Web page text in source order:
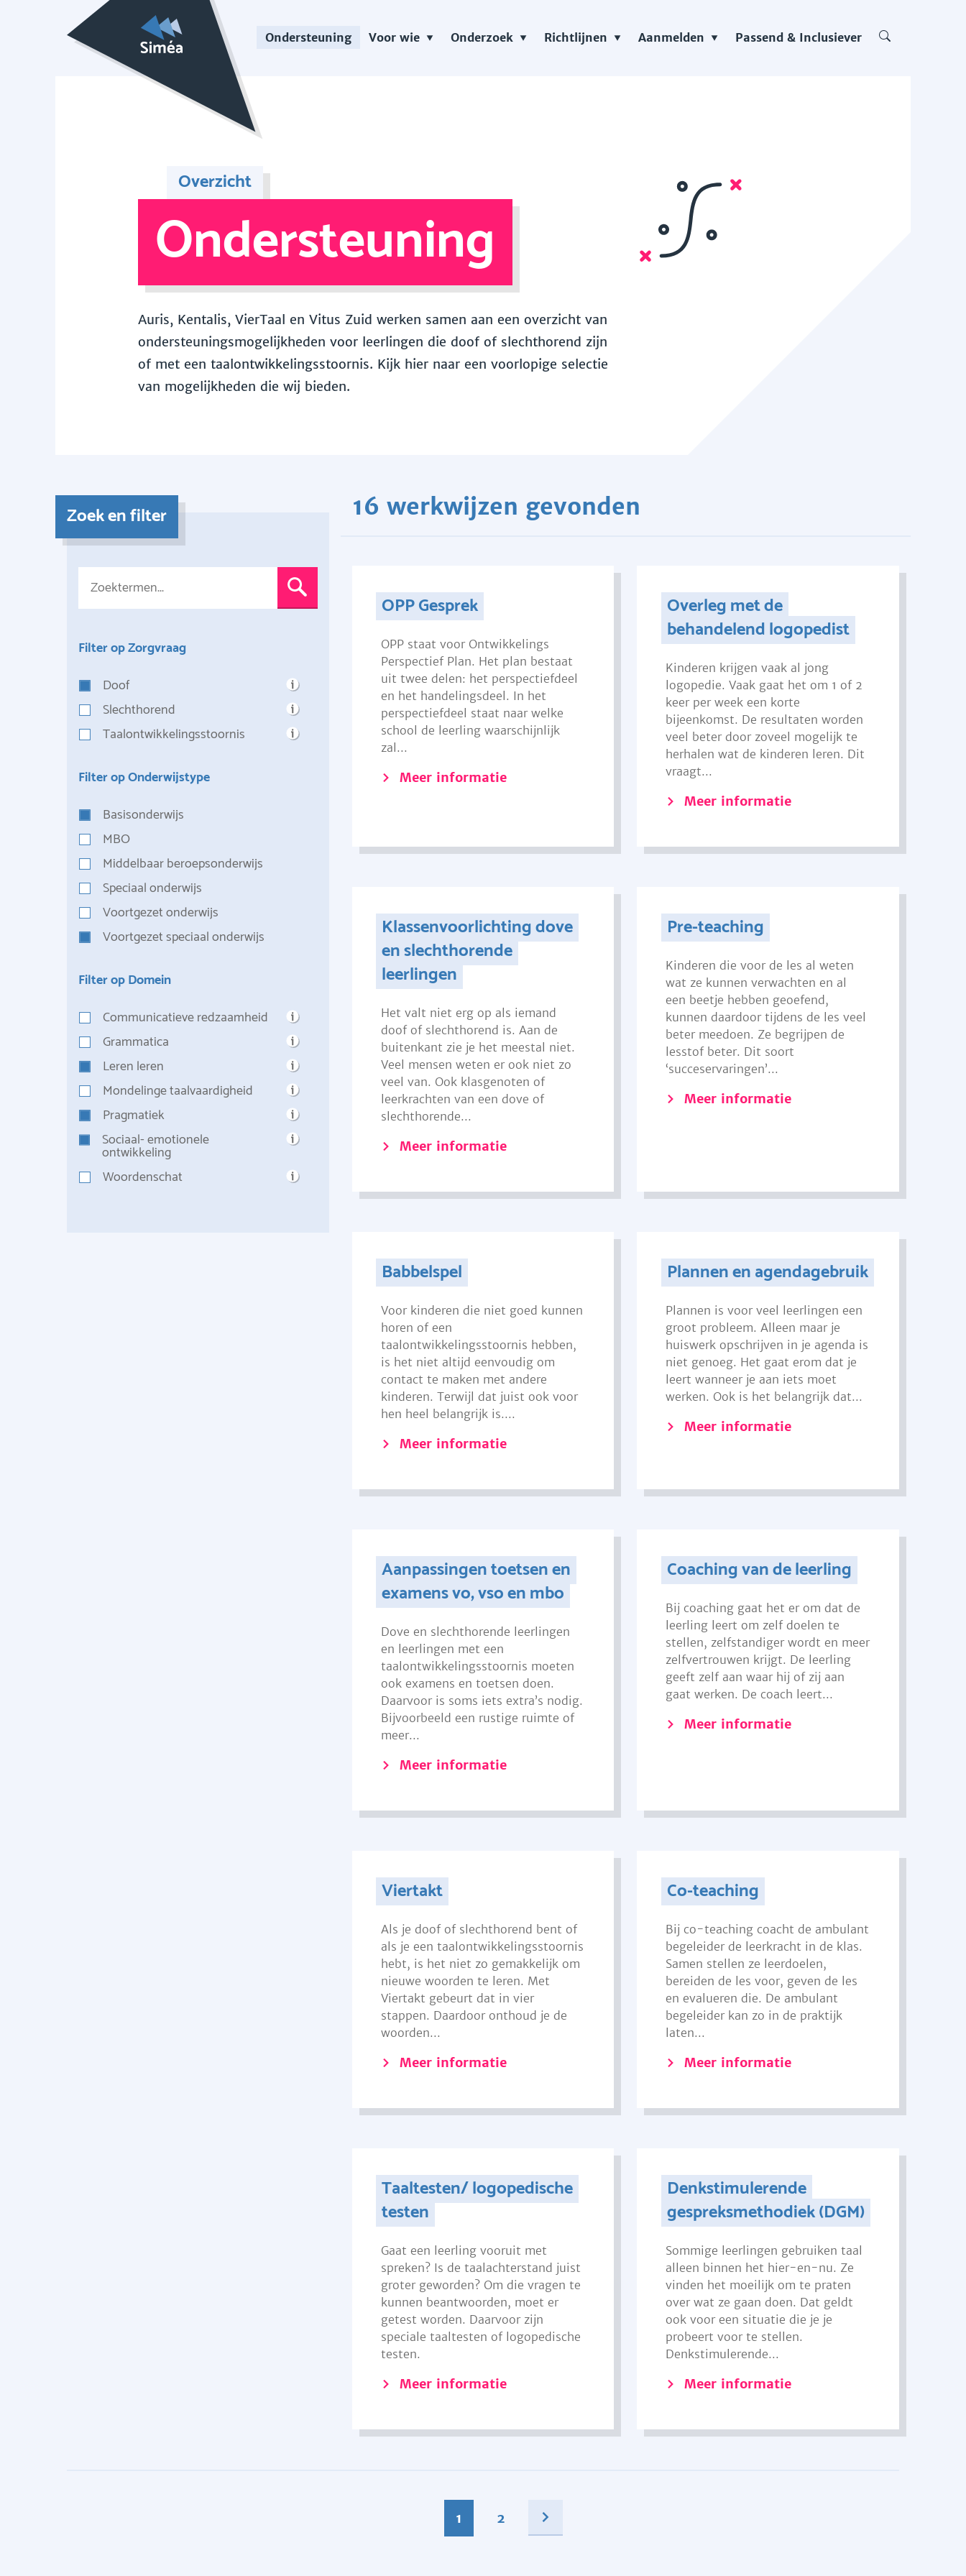
Ondersteuning Voor wie Onderzoek Richtlijnen Aanmelden Passend & Inclusiever
Overzicht
Ondersteuning
Auris, Kentalis, VierTaal en Vitus Zuid werken samen aan een overzicht van
ondersteuningsmogelijkheden voor leerlingen die doof of slechthorend zijn
of met een taalontwikkelingsstoornis. Kijk hier naar een voorlopige selectie
van mogelijkheden die wij bieden.
Zoek en filter
Filter op Zorgvraag
Doof
Slechthorend
Taalontwikkelingsstoornis
Filter op Onderwijstype
Basisonderwijs
MBO
Middelbaar beroepsonderwijs
Speciaal onderwijs
Voortgezet onderwijs
Voortgezet speciaal onderwijs
Filter op Domein
Communicatieve redzaamheid
Grammatica
Leren leren
Mondelinge taalvaardigheid
Pragmatiek
Sociaal- emotionele
ontwikkeling
Woordenschat
16 werkwijzen gevonden
OPP Gesprek
OPP staat voor Ontwikkelings
Perspectief Plan. Het plan bestaat
uit twee delen: het perspectiefdeel
en het handelingsdeel. In het
perspectiefdeel staat naar welke
school de leerling waarschijnlijk
zal...
Meer informatie
Overleg met de
behandelend logopedist
Kinderen krijgen vaak al jong
logopedie. Vaak gaat het om 1 of 2
keer per week een korte
bijeenkomst. De resultaten worden
veel beter door zoveel mogelijk te
herhalen wat de kinderen leren. Dit
vraagt...
Meer informatie
Klassenvoorlichting dove
en slechthorende
leerlingen
Het valt niet erg op als iemand
doof of slechthorend is. Aan de
buitenkant zie je het meestal niet.
Veel mensen weten er ook niet zo
veel van. Ook klasgenoten of
leerkrachten van een dove of
slechthorende...
Meer informatie
Pre-teaching
Kinderen die voor de les al weten
wat ze kunnen verwachten en al
een beetje hebben geoefend,
kunnen daardoor tijdens de les veel
beter meedoen. Ze begrijpen de
lesstof beter. Dit soort
‘succeservaringen’...
Meer informatie
Babbelspel
Voor kinderen die niet goed kunnen
horen of een
taalontwikkelingsstoornis hebben,
is het niet altijd eenvoudig om
contact te maken met andere
kinderen. Terwijl dat juist ook voor
hen heel belangrijk is....
Meer informatie
Plannen en agendagebruik
Plannen is voor veel leerlingen een
groot probleem. Alleen maar je
huiswerk opschrijven in je agenda is
niet genoeg. Het gaat erom dat je
leert wanneer je aan iets moet
werken. Ook is het belangrijk dat...
Meer informatie
Aanpassingen toetsen en
examens vo, vso en mbo
Dove en slechthorende leerlingen
en leerlingen met een
taalontwikkelingsstoornis moeten
ook examens en toetsen doen.
Daarvoor is soms iets extra’s nodig.
Bijvoorbeeld een rustige ruimte of
meer...
Meer informatie
Coaching van de leerling
Bij coaching gaat het er om dat de
leerling leert om zelf doelen te
stellen, zelfstandiger wordt en meer
zelfvertrouwen krijgt. De leerling
geeft zelf aan waar hij of zij aan
gaat werken. De coach leert...
Meer informatie
Viertakt
Als je doof of slechthorend bent of
als je een taalontwikkelingsstoornis
hebt, is het niet zo gemakkelijk om
nieuwe woorden te leren. Met
Viertakt gebeurt dat in vier
stappen. Daardoor onthoud je de
woorden...
Meer informatie
Co-teaching
Bij co-teaching coacht de ambulant
begeleider de leerkracht in de klas.
Samen stellen ze leerdoelen,
bereiden de les voor, geven de les
en evalueren die. De ambulant
begeleider kan zo in de praktijk
laten...
Meer informatie
Taaltesten/ logopedische
testen
Gaat een leerling vooruit met
spreken? Is de taalachterstand juist
groter geworden? Om die vragen te
kunnen beantwoorden, moet er
getest worden. Daarvoor zijn
speciale taaltesten of logopedische
testen.
Meer informatie
Denkstimulerende
gespreksmethodiek (DGM)
Sommige leerlingen gebruiken taal
alleen binnen het hier-en-nu. Ze
vinden het moeilijk om te praten
over wat ze gaan doen. Dat geldt
ook voor een situatie die je je
probeert voor te stellen.
Denkstimulerende...
Meer informatie
1 2